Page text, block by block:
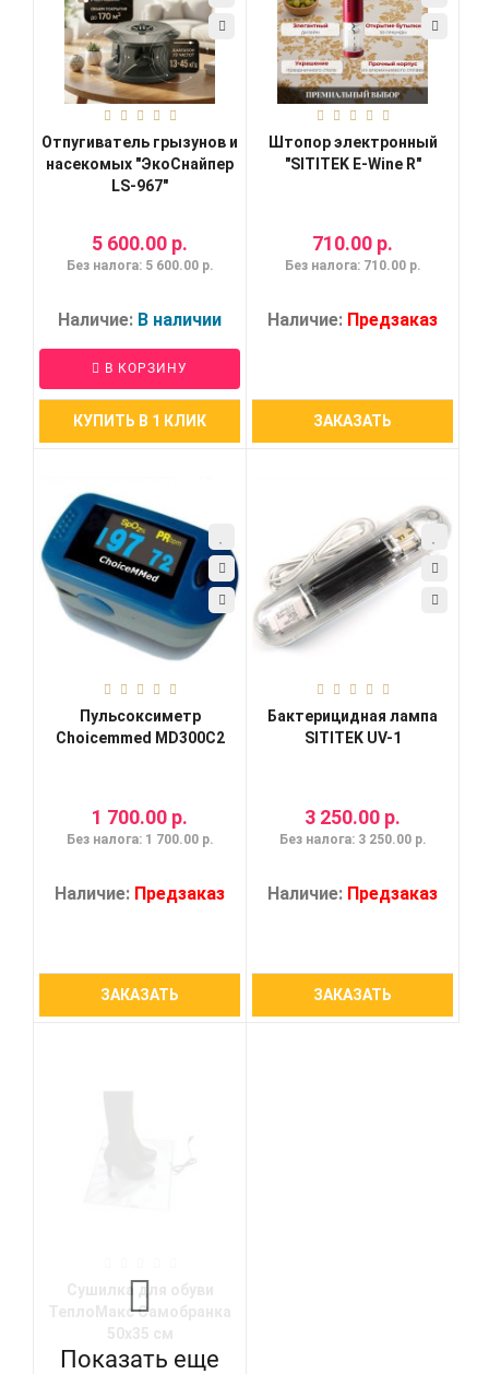
Отпугиватель грызунов и
насекомых "ЭкоСнайпер
LS-967"
5 600.00 р.
Без налога: 5 600.00 р.
Наличие: В наличии
В КОРЗИНУ
КУПИТЬ В 1 КЛИК
Штопор электронный
"SITITEK E-Wine R"
710.00 р.
Без налога: 710.00 р.
Наличие: Предзаказ
ЗАКАЗАТЬ
Пульсоксиметр
Choicemmed MD300C2
1 700.00 р.
Без налога: 1 700.00 р.
Наличие: Предзаказ
ЗАКАЗАТЬ
Бактерицидная лампа
SITITEK UV-1
3 250.00 р.
Без налога: 3 250.00 р.
Наличие: Предзаказ
ЗАКАЗАТЬ
ТеплоМакс Самобранка
Показать еще